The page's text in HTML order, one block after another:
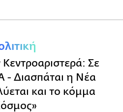
Σε
- Διασπάται η Νέα
και το κόμμα